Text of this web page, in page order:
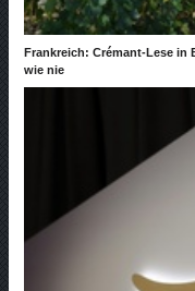
Frankreich: Crémant-Lese
wie nie